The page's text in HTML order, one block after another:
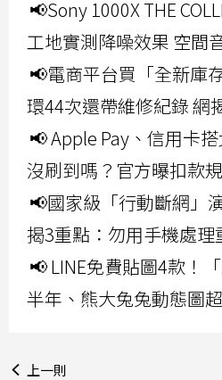
📢Sony 1000X THE
工地實測降噪效果 空間
📢電商平台買「全新庫
環44次還帶維修紀錄 網
📢 Apple Pay、信用卡
沒刷到嗎？官方曝扣款
📢國家級「行動斷網」
揭3重點：勿用手機處理
📢 LINE免費貼圖4款！
半年、熊大兔兔動態圖
上一則